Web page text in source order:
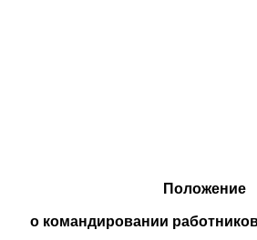
Положение
о командировании